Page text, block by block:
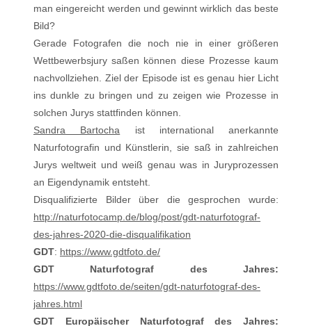
man eingereicht werden und gewinnt wirklich das beste
Bild?
Gerade Fotografen die noch nie in einer größeren
Wettbewerbsjury saßen können diese Prozesse kaum
nachvollziehen. Ziel der Episode ist es genau hier Licht
ins dunkle zu bringen und zu zeigen wie Prozesse in
solchen Jurys stattfinden können.
Sandra Bartocha ist international anerkannte
Naturfotografin und Künstlerin, sie saß in zahlreichen
Jurys weltweit und weiß genau was in Juryprozessen
an Eigendynamik entsteht.
Disqualifizierte Bilder über die gesprochen wurde:
http://naturfotocamp.de/blog/post/gdt-naturfotograf-
des-jahres-2020-die-disqualifikation
GDT: https://www.gdtfoto.de/
GDT Naturfotograf des Jahres:
https://www.gdtfoto.de/seiten/gdt-naturfotograf-des-
jahres.html
GDT Europäischer Naturfotograf des Jahres: